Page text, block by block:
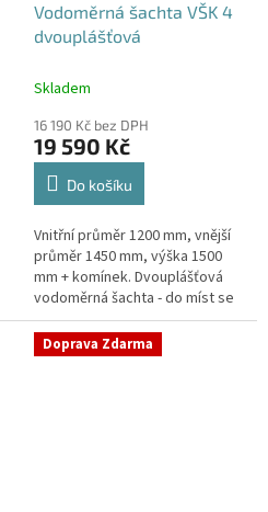
Vodoměrná šachta VŠK 4
dvouplášťová
Skladem
16 190 Kč bez DPH
19 590 Kč
Do košíku
Vnitřní průměr 1200 mm, vnější
průměr 1450 mm, výška 1500
mm + komínek. Dvouplášťová
vodoměrná šachta - do míst se
spodní vodou, pojízdná i pod
parkovací stáníStandardní...
Doprava Zdarma